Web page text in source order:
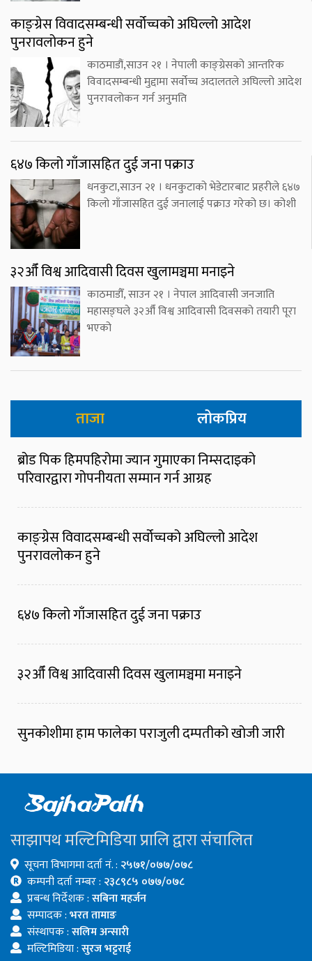
काङ्ग्रेस विवादसम्बन्धी सर्वोच्चको अघिल्लो आदेश
पुनरावलोकन हुने
काठमाडौं,साउन २१ । नेपाली काङ्ग्रेसको आन्तरिक
विवादसम्बन्धी मुद्दामा सर्वोच्च अदालतले अघिल्लो आदेश
पुनरावलोकन गर्न अनुमति
६४७ किलो गाँजासहित दुई जना पक्राउ
धनकुटा,साउन २१ । धनकुटाको भेडेटारबाट प्रहरीले ६४७
किलो गाँजासहित दुई जनालाई पक्राउ गरेको छ। कोशी
३२औँ विश्व आदिवासी दिवस खुलामञ्चमा मनाइने
काठमाडौँ, साउन २१ । नेपाल आदिवासी जनजाति
महासङ्घले ३२औँ विश्व आदिवासी दिवसको तयारी पूरा
भएको
ताजा लोकप्रिय
ब्रोड पिक हिमपहिरोमा ज्यान गुमाएका निम्सदाइको
परिवारद्वारा गोपनीयता सम्मान गर्न आग्रह
काङ्ग्रेस विवादसम्बन्धी सर्वोच्चको अघिल्लो आदेश
पुनरावलोकन हुने
६४७ किलो गाँजासहित दुई जना पक्राउ
३२औँ विश्व आदिवासी दिवस खुलामञ्चमा मनाइने
सुनकोशीमा हाम फालेका पराजुली दम्पतीको खोजी जारी
साझापथ मल्टिमिडिया प्रालि द्वारा संचालित
सूचना विभागमा दर्ता नं. : २५७१/०७७/०७८
कम्पनी दर्ता नम्बर : २३८९८५ ०७७/०७८
प्रबन्ध निर्देशक :सबिना महर्जन
सम्पादक :भरत तामाङ
संस्थापक :सलिम अन्सारी
मल्टिमिडिया :सुरज भट्टराई